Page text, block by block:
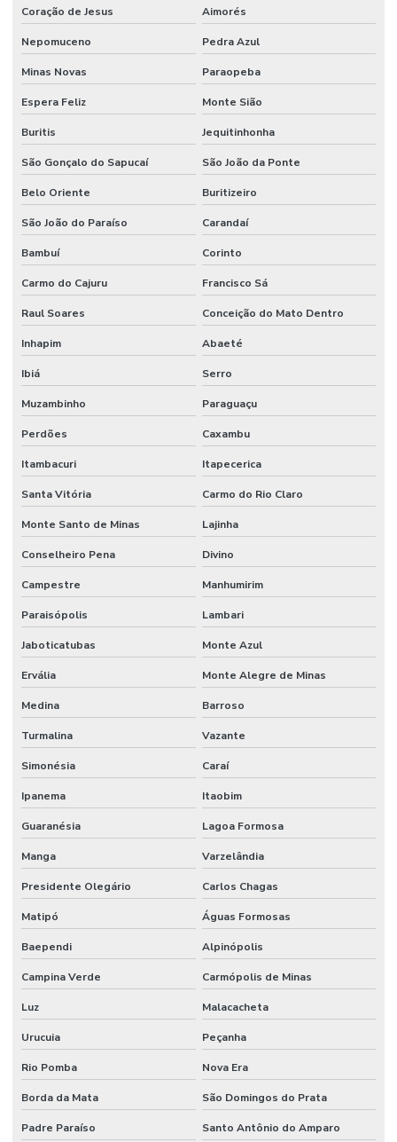
Tratamento de resíduos da saúde
Tratamento de resíduos industriais
Tratamento de resíduos infectantes
Tratamento de resíduos de laboratório
Tratamento de resíduos líquidos
Tratamento de resíduos líquidos contaminados
Tratamento de resíduos líquidos contaminados em mg
Tratamento de resíduos líquidos industriais
Coração de Jesus Aimorés
Nepomuceno Pedra Azul
Minas Novas Paraopeba
Espera Feliz Monte Sião
Buritis Jequitinhonha
São Gonçalo do Sapucaí São João da Ponte
Belo Oriente Buritizeiro
São João do Paraíso Carandaí
Bambuí Corinto
Carmo do Cajuru Francisco Sá
Raul Soares Conceição do Mato Dentro
Inhapim Abaeté
Ibiá Serro
Muzambinho Paraguaçu
Perdões Caxambu
Itambacuri Itapecerica
Santa Vitória Carmo do Rio Claro
Monte Santo de Minas Lajinha
Conselheiro Pena Divino
Campestre Manhumirim
Paraisópolis Lambari
Jaboticatubas Monte Azul
Ervália Monte Alegre de Minas
Medina Barroso
Turmalina Vazante
Simonésia Caraí
Ipanema Itaobim
Guaranésia Lagoa Formosa
Manga Varzelândia
Presidente Olegário Carlos Chagas
Matipó Águas Formosas
Baependi Alpinópolis
Campina Verde Carmópolis de Minas
Luz Malacacheta
Urucuia Peçanha
Rio Pomba Nova Era
Borda da Mata São Domingos do Prata
Padre Paraíso Santo Antônio do Amparo